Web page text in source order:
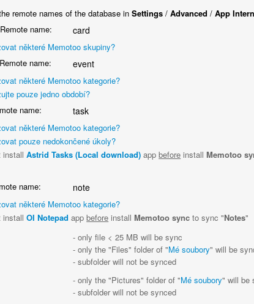
remote names of the database inSettings /Advanced /App
name:
card
některé Memotoo skupiny?
name:
event
některé Memotoo kategorie?
pouze jedno období?
name:
task
některé Memotoo kategorie?
pouze nedokončené úkoly?
installAstrid Tasks (Local download) appbefore install Memotoo
name:
note
některé Memotoo kategorie?
installOI Notepad appbefore install Memotoo sync to sync "Notes"
- only file < 25 MB will be sync
- only the "Files" folder of "Mé soubory" will be
- subfolder will not be synced
- only the "Pictures" folder of "Mé soubory" will be
- subfolder will not be synced